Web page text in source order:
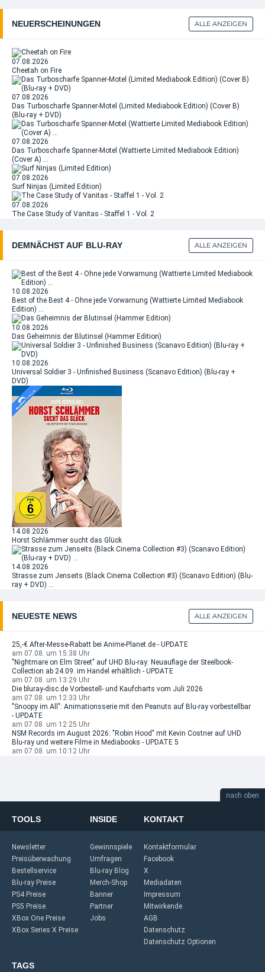
NEUERSCHEINUNGEN ALLE ANZEIGEN
07.08.2026
Cheetah on Fire
07.08.2026
Das Turboscharfe Spanner-Motel (Limited Mediabook Edition) (Cover B)
(Blu-ray + DVD)
07.08.2026
Das Turboscharfe Spanner-Motel (Wattierte Limited Mediabook Edition)
(Cover A) …
07.08.2026
Surf Ninjas (Limited Edition)
07.08.2026
The Case Study of Vanitas - Staffel 1 - Vol. 2
DEMNÄCHST AUF BLU‑RAY ALLE ANZEIGEN
10.08.2026
Best of the Best 4 - Ohne jede Vorwarnung (Wattierte Limited Mediabook
Edition) …
10.08.2026
Das Geheimnis der Blutinsel (Hammer Edition)
10.08.2026
Universal Soldier 3 - Unfinished Business (Scanavo Edition) (Blu-ray +
DVD)
14.08.2026
Horst Schlämmer sucht das Glück
14.08.2026
Strasse zum Jenseits (Black Cinema Collection #3) (Scanavo Edition) (Blu-
ray + DVD) …
NEUESTE NEWS ALLE ANZEIGEN
25,-€ After-Messe-Rabatt bei Anime-Planet.de - UPDATE
am 07.08. um 15:38 Uhr
"Nightmare on Elm Street" auf UHD Blu-ray: Neuauflage der Steelbook-
Collection ab 24.09. im Handel erhältlich - UPDATE
am 07.08. um 13:29 Uhr
Die bluray-disc.de Vorbestell- und Kaufcharts vom Juli 2026
am 07.08. um 12:33 Uhr
"Snoopy im All": Animationsserie mit den Peanuts auf Blu-ray vorbestellbar
- UPDATE
am 07.08. um 12:25 Uhr
NSM Records im August 2026: "Robin Hood" mit Kevin Costner auf UHD
Blu-ray und weitere Filme in Mediabooks - UPDATE 5
am 07.08. um 10:12 Uhr
nach oben
TOOLS
Newsletter
Preisüberwachung
Bestellservice
Blu-ray Preise
PS4 Preise
PS5 Preise
XBox One Preise
XBox Series X Preise
INSIDE
Gewinnspiele
Umfragen
Blu-ray Blog
Merch-Shop
Banner
Partner
Jobs
KONTAKT
Kontaktformular
Facebook
X
Mediadaten
Impressum
Mitwirkende
AGB
Datenschutz
Datenschutz Optionen
TAGS